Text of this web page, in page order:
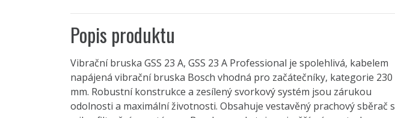
Popis produktu
Vibrační bruska GSS 23 A, GSS 23 A Professional je spolehlivá, kabelem
napájená vibrační bruska Bosch vhodná pro začátečníky, kategorie 230
mm. Robustní konstrukce a zesílený svorkový systém jsou zárukou
odolnosti a maximální životnosti. Obsahuje vestavěný prachový sběrač s